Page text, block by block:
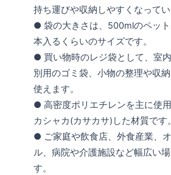
持ち運びや収納しやすくなってい
● 袋の大きさは、500mlのペッ
本入るくらいのサイズです。
● 買い物時のレジ袋として、室
別用のゴミ袋、小物の整理や収
使えます。
● 高密度ポリエチレンを主に使
カシャカ(カサカサ)した材質です。
● ご家庭や飲食店、外食産業、
ル、病院や介護施設など幅広い
す。